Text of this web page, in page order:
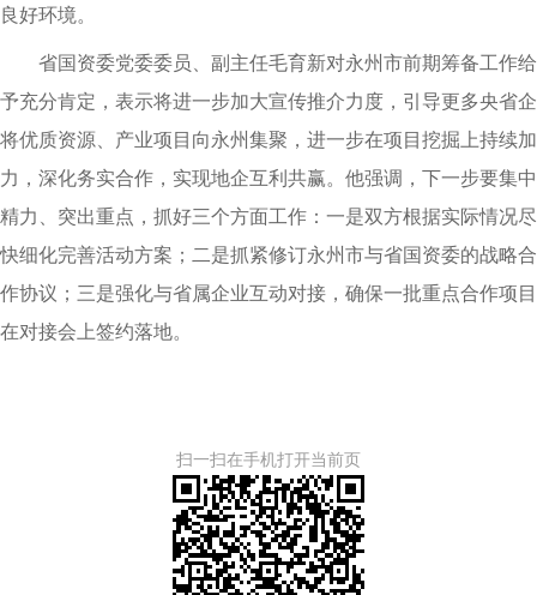
良好环境。
省国资委党委委员、副主任毛育新对永州市前期筹备工作给
予充分肯定，表示将进一步加大宣传推介力度，引导更多央省企
将优质资源、产业项目向永州集聚，进一步在项目挖掘上持续加
力，深化务实合作，实现地企互利共赢。他强调，下一步要集中
精力、突出重点，抓好三个方面工作：一是双方根据实际情况尽
快细化完善活动方案；二是抓紧修订永州市与省国资委的战略合
作协议；三是强化与省属企业互动对接，确保一批重点合作项目
在对接会上签约落地。
扫一扫在手机打开当前页